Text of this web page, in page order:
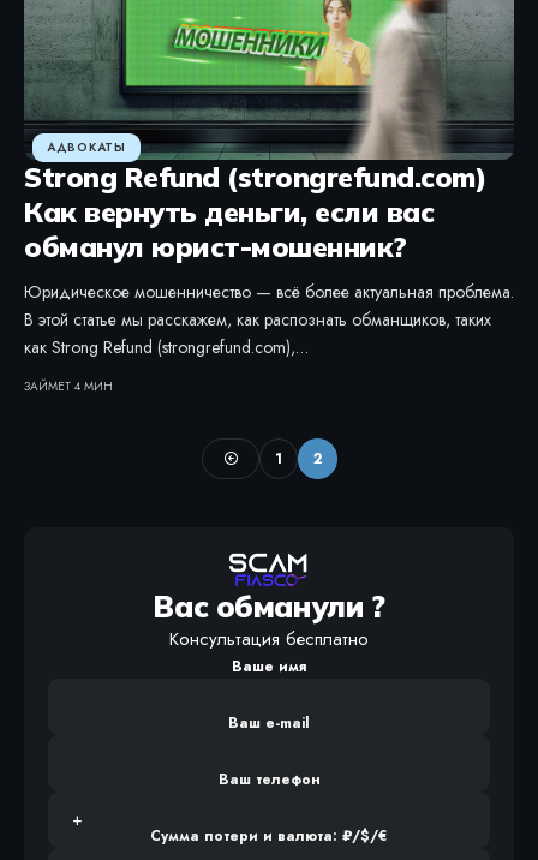
АДВОКАТЫ
Strong Refund (strongrefund.com)
Как вернуть деньги, если вас
обманул юрист-мошенник?
Юридическое мошенничество — всё более актуальная проблема.
В этой статье мы расскажем, как распознать обманщиков, таких
как Strong Refund (strongrefund.com),…
ЗАЙМЕТ 4 МИН
1 2
Вас обманули ?
Консультация бесплатно
Ваше имя
Ваш e-mail
Ваш телефон
Сумма потери и валюта: ₽/$/€